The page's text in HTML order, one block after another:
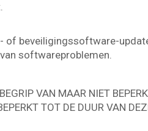
of beveiligingssoftware-
softwareproblemen.
VAN MAAR NIET
TOT DE DUUR VAN